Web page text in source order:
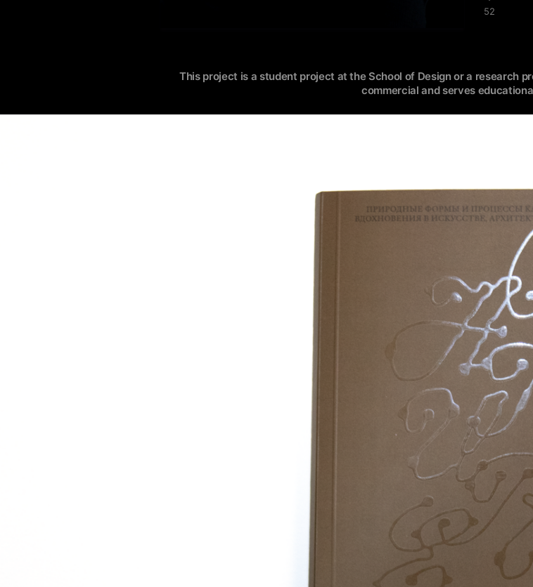
52
This project is a student project at the School of Design or a research
commercial and serves